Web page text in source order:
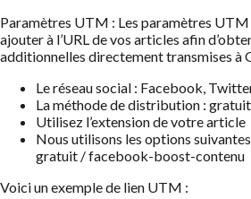
Paramètres UTM : Les paramètres
ajouter à l’URL de vos articles afin
additionnelles directement transmises à
Le réseau social : Facebook,
La méthode de distribution :
Utilisez l’extension de votre article
Nous utilisons les options
gratuit / facebook-boost-contenu
Voici un exemple de lien UTM :